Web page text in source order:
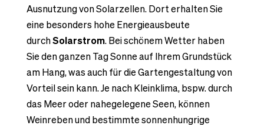
Ausnutzung von Solarzellen. Dort erhalten Sie
eine besonders hohe Energieausbeute
durchSolarstrom. Bei schönem Wetter haben
Sie den ganzen Tag Sonne auf Ihrem Grundstück
am Hang, was auch für die Gartengestaltung von
Vorteil sein kann. Je nach Kleinklima, bspw. durch
das Meer oder nahegelegene Seen, können
Weinreben und bestimmte sonnenhungrige